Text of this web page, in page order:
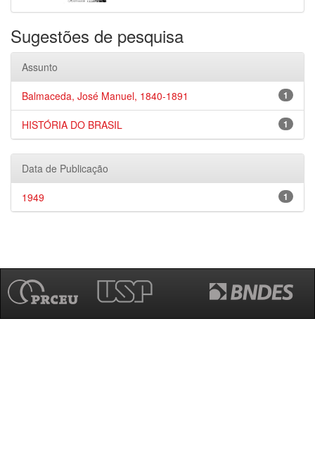
Sugestões de pesquisa
Assunto
1
Balmaceda, José Manuel, 1840-1891
1
HISTÓRIA DO BRASIL
Data de Publicação
1
1949